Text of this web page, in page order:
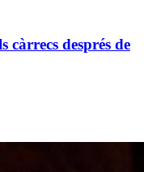
després de